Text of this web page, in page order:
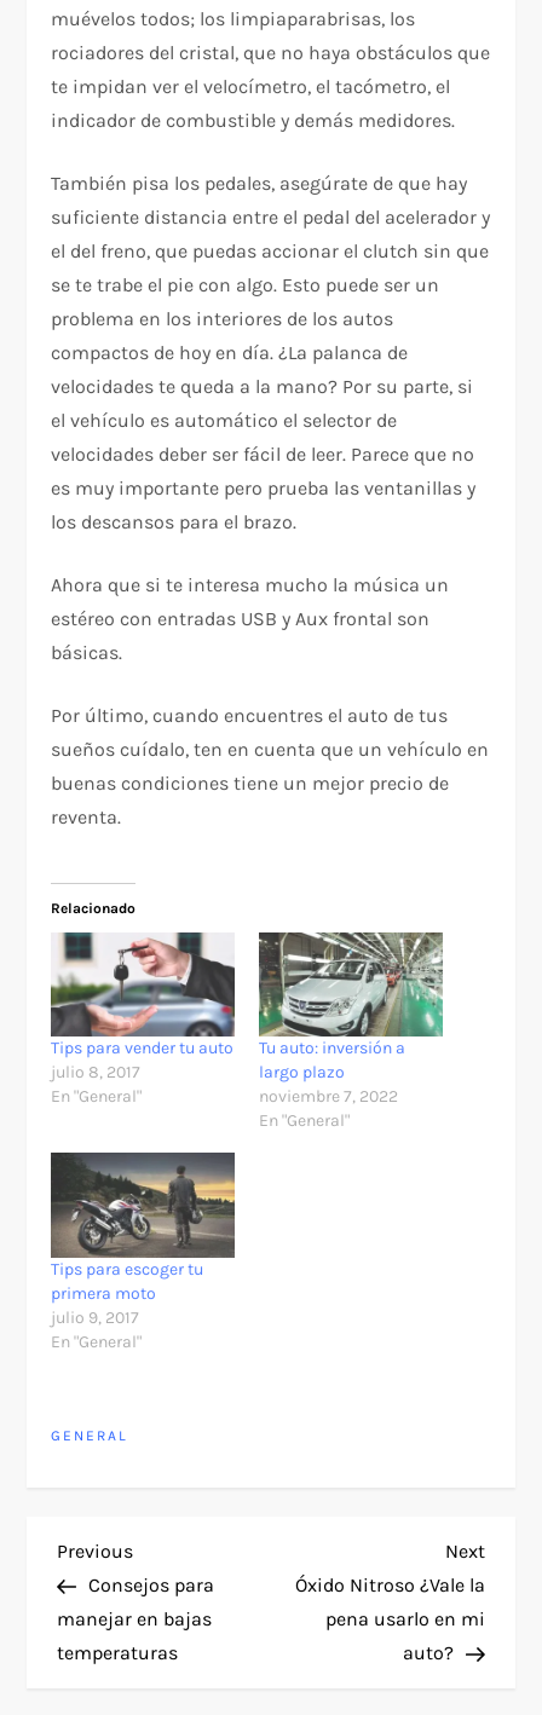
muévelos todos; los limpiaparabrisas, los
rociadores del cristal, que no haya obstáculos que
te impidan ver el velocímetro, el tacómetro, el
indicador de combustible y demás medidores.
También pisa los pedales, asegúrate de que hay
suficiente distancia entre el pedal del acelerador y
el del freno, que puedas accionar el clutch sin que
se te trabe el pie con algo. Esto puede ser un
problema en los interiores de los autos
compactos de hoy en día. ¿La palanca de
velocidades te queda a la mano? Por su parte, si
el vehículo es automático el selector de
velocidades deber ser fácil de leer. Parece que no
es muy importante pero prueba las ventanillas y
los descansos para el brazo.
Ahora que si te interesa mucho la música un
estéreo con entradas USB y Aux frontal son
básicas.
Por último, cuando encuentres el auto de tus
sueños cuídalo, ten en cuenta que un vehículo en
buenas condiciones tiene un mejor precio de
reventa.
Relacionado
Tips para vender tu auto
julio 8, 2017
En "General"
Tu auto: inversión a
largo plazo
noviembre 7, 2022
En "General"
Tips para escoger tu
primera moto
julio 9, 2017
En "General"
GENERAL
N
a
v
Previous
Post
Previous
Consejos para
manejar en bajas
temperaturas
Next
Post
Next
Óxido Nitroso ¿Vale la
pena usarlo en mi
auto?